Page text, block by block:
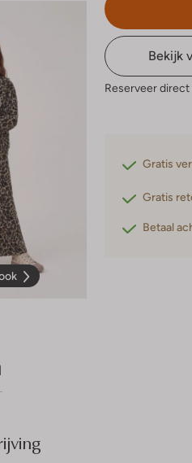
Bekijk
Reserveer direct
Gratis
Gratis
Betaal